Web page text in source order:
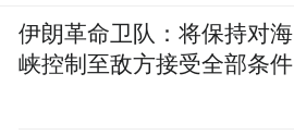
伊朗革命卫队：将保持对海
峡控制至敌方接受全部条件